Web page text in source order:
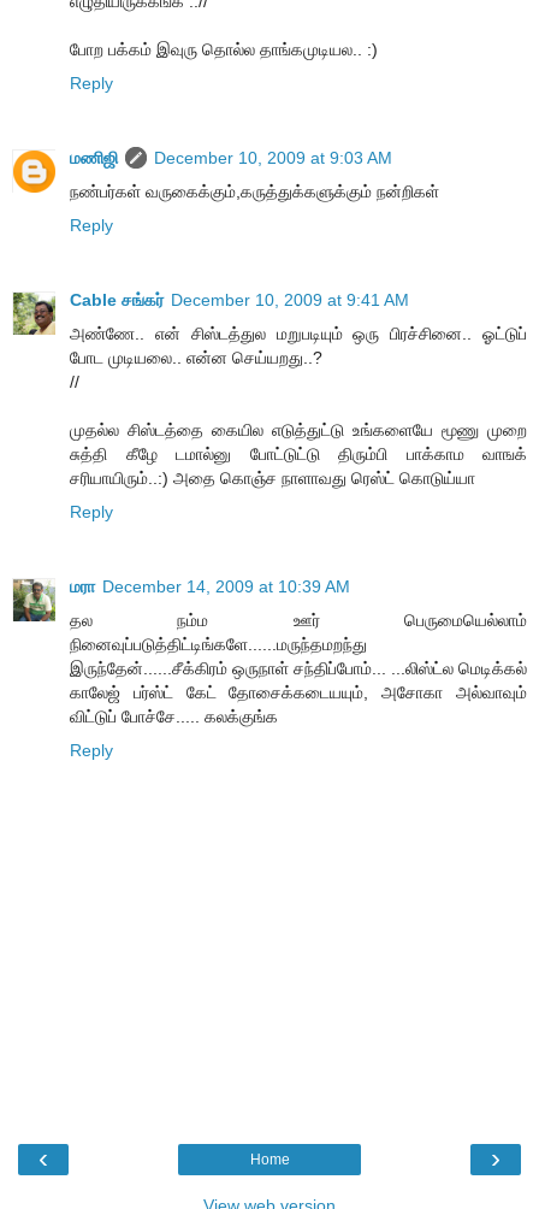
போற பக்கம் இவுரு தொல்ல தாங்கமுடியல.. :)
Reply
மணிஜி
December 10, 2009 at 9:03 AM
நண்பர்கள் வருகைக்கும்,கருத்துக்களுக்கும் நன்றிகள்
Reply
Cable சங்கர் December 10, 2009 at 9:41 AM
அண்ணே.. என் சிஸ்டத்துல மறுபடியும் ஒரு பிரச்சினை.. ஓட்டுப்
போட முடியலை.. என்ன செய்யறது..?
//
முதல்ல சிஸ்டத்தை கையில எடுத்துட்டு உங்களையே மூணு முறை
சுத்தி கீழே டமால்னு போட்டுட்டு திரும்பி பாக்காம வாஙக்
சரியாயிரும்..:) அதை கொஞ்ச நாளாவது ரெஸ்ட் கொடுய்யா
Reply
மரா December 14, 2009 at 10:39 AM
தல நம்ம ஊர் பெருமையெல்லாம்
நினைவுப்படுத்திட்டிங்களே......மருந்தமறந்து
இருந்தேன்......சீக்கிரம் ஒருநாள் சந்திப்போம்... ...லிஸ்ட்ல மெடிக்கல்
காலேஜ் பர்ஸ்ட் கேட் தோசைக்கடையயும், அசோகா அல்வாவும்
விட்டுப் போச்சே..... கலக்குங்க
Reply
‹ ›
Home